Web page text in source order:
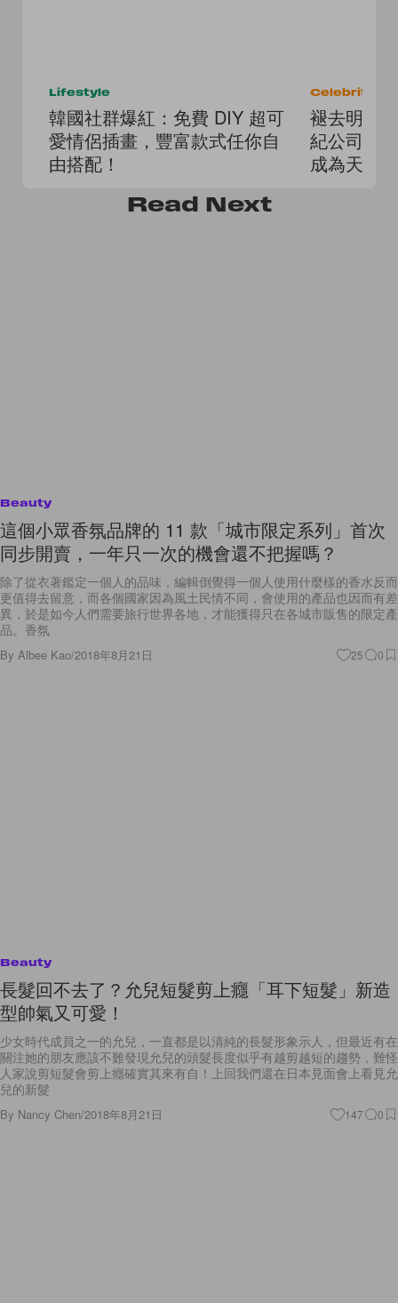
Lifestyle
韓國社群爆紅：免費 DIY 超可
愛情侶插畫，豐富款式任你自
由搭配！
Celebrities
褪去明星
紀公司證
成為天主
Read Next
Beauty
這個小眾香氛品牌的 11 款「城市限定系列」首次
同步開賣，一年只一次的機會還不把握嗎？
除了從衣著鑑定一個人的品味，編輯倒覺得一個人使用什麼樣的香水反而
更值得去留意，而各個國家因為風土民情不同，會使用的產品也因而有差
異，於是如今人們需要旅行世界各地，才能獲得只在各城市販售的限定產
品。香氛
By Albee Kao/2018年8月21日 25 0
Beauty
長髮回不去了？允兒短髮剪上癮「耳下短髮」新造
型帥氣又可愛！
少女時代成員之一的允兒，一直都是以清純的長髮形象示人，但最近有在
關注她的朋友應該不難發現允兒的頭髮長度似乎有越剪越短的趨勢，難怪
人家說剪短髮會剪上癮確實其來有自！上回我們還在日本見面會上看見允
兒的新髮
By Nancy Chen/2018年8月21日 147 0